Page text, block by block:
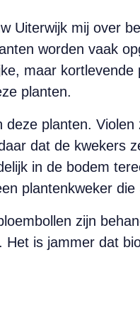
Uiterwijk mij over
worden vaak
maar
planten.
planten.
dat de kwekers
in de bodem
plantenkweker
zijn
is jammer dat